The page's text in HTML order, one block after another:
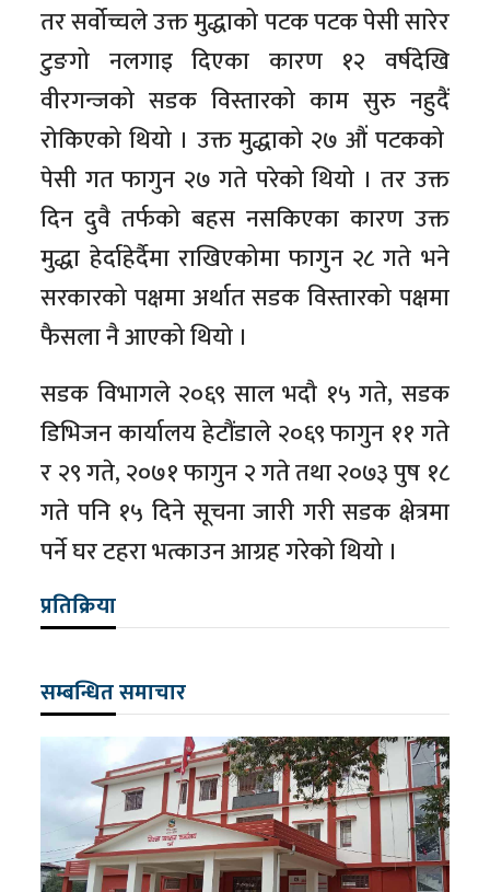
तर सर्वोच्चले उक्त मुद्धाको पटक पटक पेसी सारेर
टुङगो नलगाइ दिएका कारण १२ वर्षदेखि
वीरगन्जको सडक विस्तारको काम सुरु नहुदैं
रोकिएको थियो । उक्त मुद्धाको २७ औं पटकको
पेसी गत फागुन २७ गते परेको थियो । तर उक्त
दिन दुवै तर्फको बहस नसकिएका कारण उक्त
मुद्धा हेर्दाहेर्दैमा राखिएकोमा फागुन २८ गते भने
सरकारको पक्षमा अर्थात सडक विस्तारको पक्षमा
फैसला नै आएको थियो ।
सडक विभागले २०६९ साल भदौ १५ गते, सडक
डिभिजन कार्यालय हेटौंडाले २०६९ फागुन ११ गते
र २९ गते, २०७१ फागुन २ गते तथा २०७३ पुष १८
गते पनि १५ दिने सूचना जारी गरी सडक क्षेत्रमा
पर्ने घर टहरा भत्काउन आग्रह गरेको थियो ।
प्रतिक्रिया
सम्बन्धित समाचार